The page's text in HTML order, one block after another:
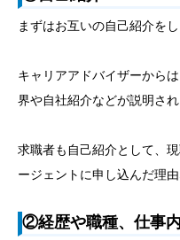
まずはお互いの自己紹介をし
キャリアアドバイザーから
界や自社紹介などが説明され
求職者も自己紹介として、
ージェントに申し込んだ理
②経歴や職種、仕事